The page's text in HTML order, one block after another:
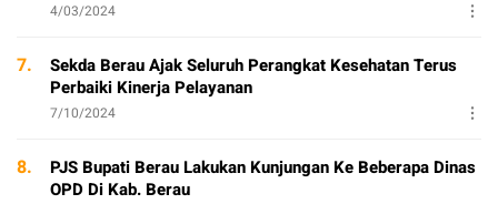
4/03/2024
7.
Sekda Berau Ajak Seluruh Perangkat Kesehatan Terus
Perbaiki Kinerja Pelayanan
7/10/2024
8.
PJS Bupati Berau Lakukan Kunjungan Ke Beberapa Dinas
OPD Di Kab. Berau